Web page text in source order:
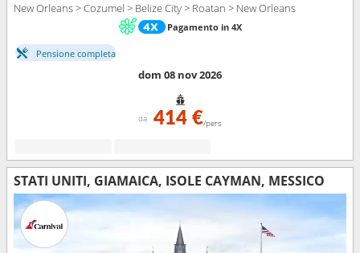
New Orleans > Cozumel > Belize City > Roatan > New Orleans
Pagamento in 4X
Pensione completa
dom 08 nov 2026
da 414 €/pers
STATI UNITI, GIAMAICA, ISOLE CAYMAN, MESSICO